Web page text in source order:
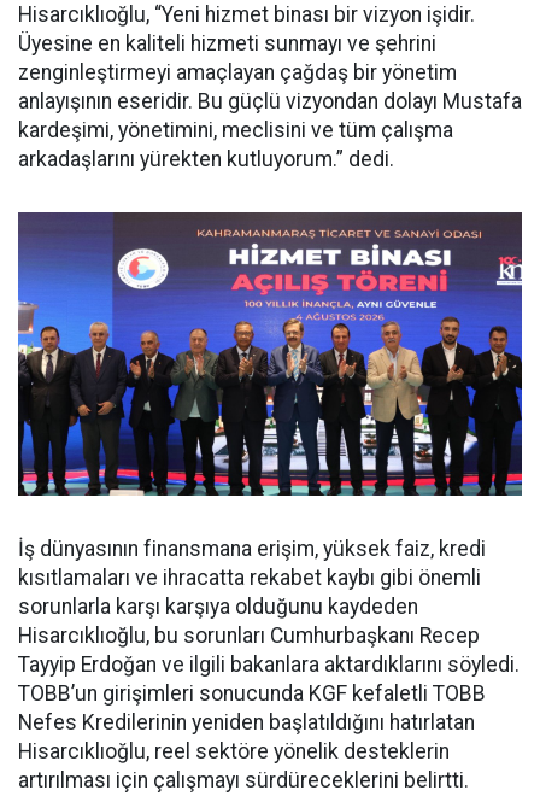
Hisarcıklıoğlu, “Yeni hizmet binası bir vizyon işidir.
Üyesine en kaliteli hizmeti sunmayı ve şehrini
zenginleştirmeyi amaçlayan çağdaş bir yönetim
anlayışının eseridir. Bu güçlü vizyondan dolayı Mustafa
kardeşimi, yönetimini, meclisini ve tüm çalışma
arkadaşlarını yürekten kutluyorum.” dedi.
İş dünyasının finansmana erişim, yüksek faiz, kredi
kısıtlamaları ve ihracatta rekabet kaybı gibi önemli
sorunlarla karşı karşıya olduğunu kaydeden
Hisarcıklıoğlu, bu sorunları Cumhurbaşkanı Recep
Tayyip Erdoğan ve ilgili bakanlara aktardıklarını söyledi.
TOBB’un girişimleri sonucunda KGF kefaletli TOBB
Nefes Kredilerinin yeniden başlatıldığını hatırlatan
Hisarcıklıoğlu, reel sektöre yönelik desteklerin
artırılması için çalışmayı sürdüreceklerini belirtti.